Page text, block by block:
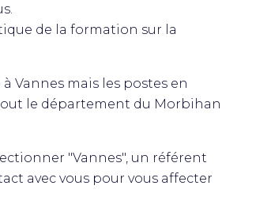
de la formation sur la
Vannes mais les postes en
le département du Morbihan
"Vannes", un référent
avec vous pour vous affecter